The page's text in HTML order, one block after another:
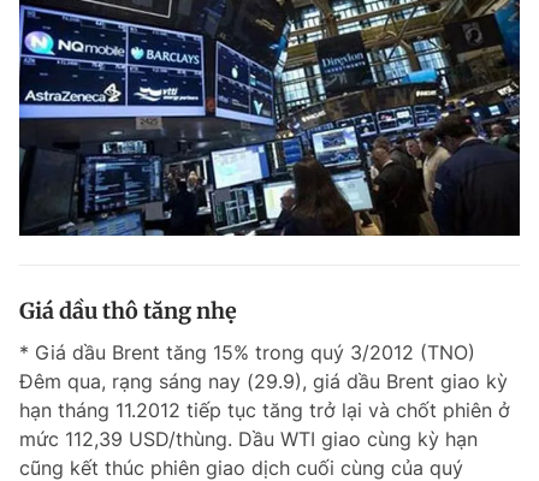
Giá dầu thô tăng nhẹ
* Giá dầu Brent tăng 15% trong quý 3/2012 (TNO)
Đêm qua, rạng sáng nay (29.9), giá dầu Brent giao kỳ
hạn tháng 11.2012 tiếp tục tăng trở lại và chốt phiên ở
mức 112,39 USD/thùng. Dầu WTI giao cùng kỳ hạn
cũng kết thúc phiên giao dịch cuối cùng của quý